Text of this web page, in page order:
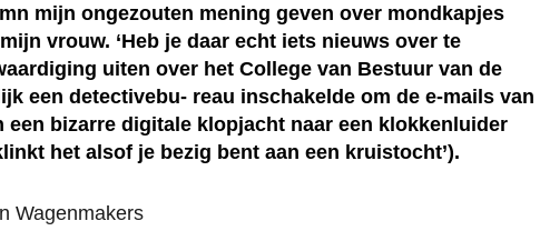
mijn ongezouten mening geven over mondkapjes
vrouw. ‘Heb je daar echt iets nieuws over te
uiten over het College van Bestuur van de
een detectivebu- reau inschakelde om de e-mails van
bizarre digitale klopjacht naar een klokkenluider
het alsof je bezig bent aan een kruistocht’).
Wagenmakers